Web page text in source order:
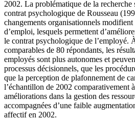
2002. La problématique de la recherche
contrat psychologique de Rousseau
changements organisationnels
d’emploi, lesquels permettent
le contrat psychologique de l’employé.
comparables de 80 répondants, les
employés sont plus autonomes et
processus décisionnels, que les
que la perception de plafonnement de
l’échantillon de 2002 comparativement
améliorations dans la gestion des
accompagnées d’une faible
affectif en 2002.